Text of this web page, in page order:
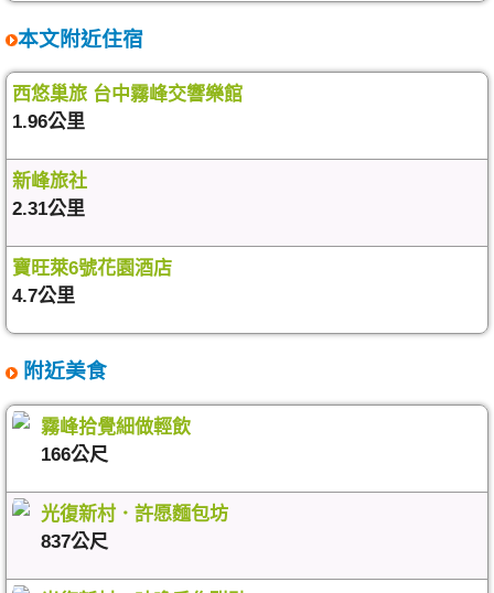
本文附近住宿
西悠巢旅 台中霧峰交響樂館
1.96公里
新峰旅社
2.31公里
寶旺萊6號花園酒店
4.7公里
附近美食
霧峰拾覺細做輕飲
166公尺
光復新村．許愿麵包坊
837公尺